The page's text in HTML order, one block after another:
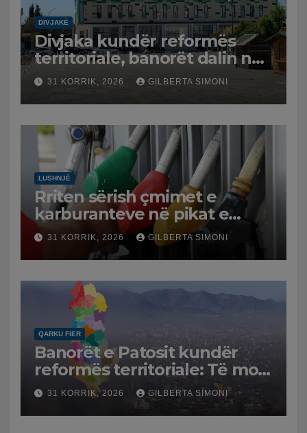
DIVJAKË
Divjaka kundër reformës
territoriale, banorët dalin në
protestë.
31 KORRIK, 2026 GILBERTA SIMONI
LUSHNJË
Rriten sërish çmimet e
karburanteve në pikat e
karburanteve në Lushnjë.
Tensionet në Lindjen e
Mesme shtrenjtojnë naftën
dhe benzinën në vend
31 KORRIK, 2026 GILBERTA SIMONI
QARKU FIER
Banorët e Patosit kundër
reformës territoriale: Të mos
humbasim identitetin e
qytetit
31 KORRIK, 2026 GILBERTA SIMONI